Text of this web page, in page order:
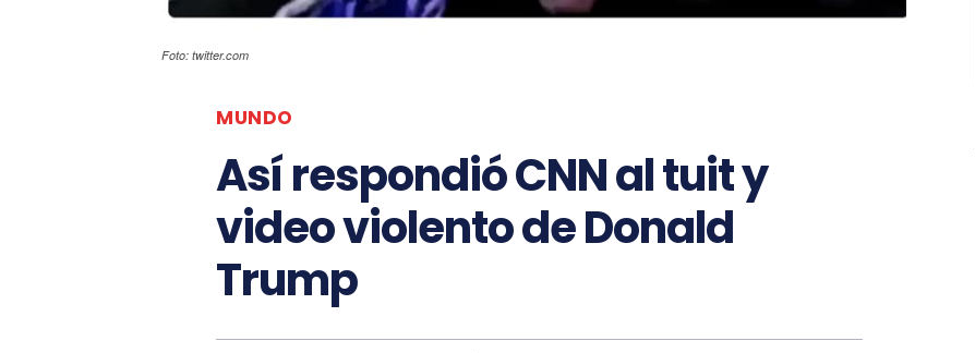
Foto: twitter.com
MUNDO
Así respondió CNN al tuit y
video violento de Donald
Trump